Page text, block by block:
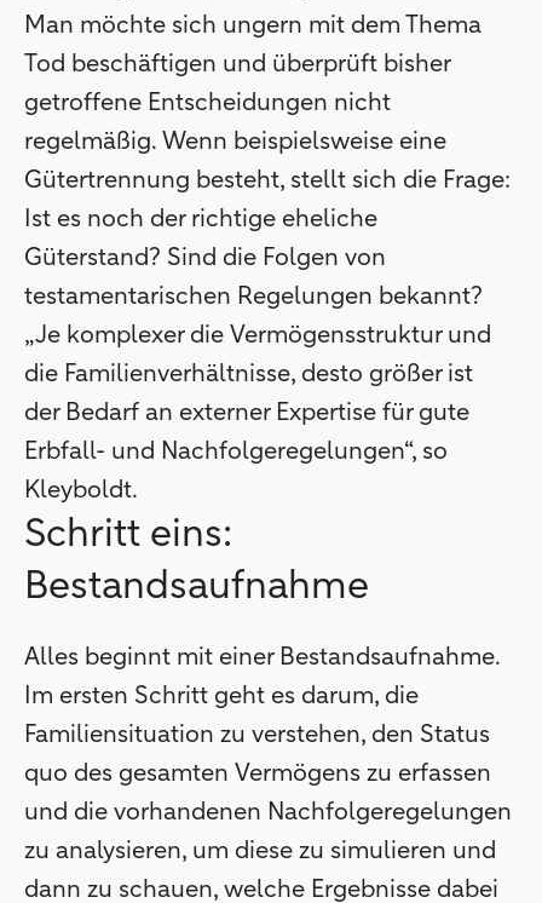
Man möchte sich ungern mit dem Thema
Tod beschäftigen und überprüft bisher
getroffene Entscheidungen nicht
regelmäßig. Wenn beispielsweise eine
Gütertrennung besteht, stellt sich die Frage:
Ist es noch der richtige eheliche
Güterstand? Sind die Folgen von
testamentarischen Regelungen bekannt?
„Je komplexer die Vermögensstruktur und
die Familienverhältnisse, desto größer ist
der Bedarf an externer Expertise für gute
Erbfall- und Nachfolgeregelungen“, so
Kleyboldt.
Schritt eins:
Bestandsaufnahme
Alles beginnt mit einer Bestandsaufnahme.
Im ersten Schritt geht es darum, die
Familiensituation zu verstehen, den Status
quo des gesamten Vermögens zu erfassen
und die vorhandenen Nachfolgeregelungen
zu analysieren, um diese zu simulieren und
dann zu schauen, welche Ergebnisse dabei